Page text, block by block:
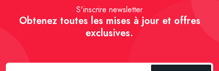
S'inscrire newsletter
Obtenez toutes les mises à jour et offres
exclusives.